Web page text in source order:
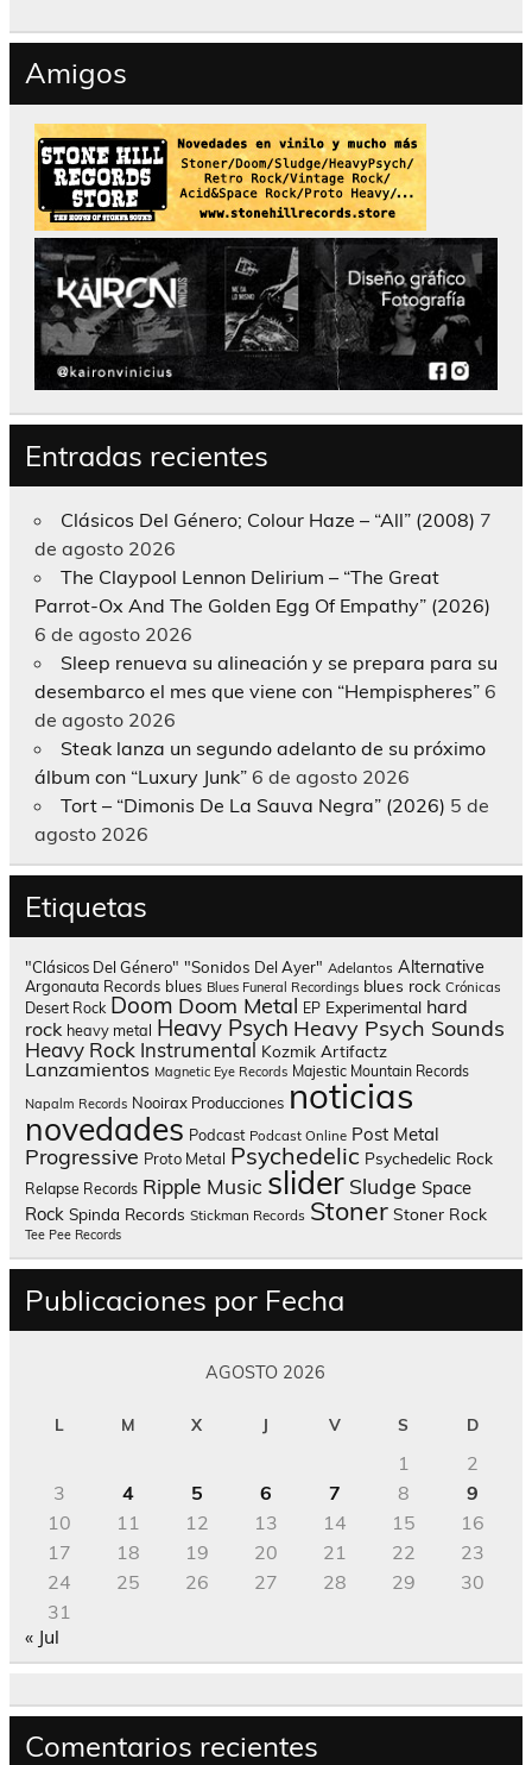
Amigos
Entradas recientes
Clásicos Del Género; Colour Haze – “All” (2008) 7
de agosto 2026
The Claypool Lennon Delirium – “The Great
Parrot-Ox And The Golden Egg Of Empathy” (2026)
6 de agosto 2026
Sleep renueva su alineación y se prepara para su
desembarco el mes que viene con “Hempispheres” 6
de agosto 2026
Steak lanza un segundo adelanto de su próximo
álbum con “Luxury Junk” 6 de agosto 2026
Tort – “Dimonis De La Sauva Negra” (2026) 5 de
agosto 2026
Etiquetas
"Clásicos Del Género" "Sonidos Del Ayer" Adelantos Alternative
Argonauta Records blues Blues Funeral Recordings blues rock Crónicas
Desert Rock Doom Doom Metal EP Experimental hard
rock heavy metal Heavy Psych Heavy Psych Sounds
Heavy Rock Instrumental Kozmik Artifactz
Lanzamientos Magnetic Eye Records Majestic Mountain Records
Napalm Records Nooirax Producciones noticias
novedades Podcast Podcast Online Post Metal
Progressive Proto Metal Psychedelic Psychedelic Rock
Relapse Records Ripple Music slider Sludge Space
Rock Spinda Records Stickman Records Stoner Stoner Rock
Tee Pee Records
Publicaciones por Fecha
AGOSTO 2026
L M X J V S D
1
2
3
4 5 6 7 8
9
10
11 12 13 14 15
16
17
18 19 20 21 22
23
24
25 26 27 28 29
30
31
« Jul
Comentarios recientes